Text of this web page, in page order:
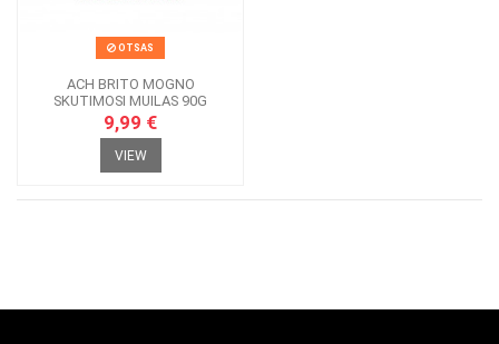
OTSAS
ACH BRITO MOGNO
SKUTIMOSI MUILAS 90G
9,99 €
VIEW